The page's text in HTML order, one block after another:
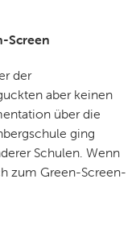
Screen
der
aber keinen
über die
ging
Schulen. Wenn
zum Green-Screen-